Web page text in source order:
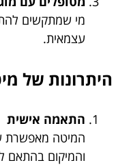
מי שמתקשים
עצמאית.
היתרונות של
התאמה אישית
המיטה מאפשרת
והמיקום